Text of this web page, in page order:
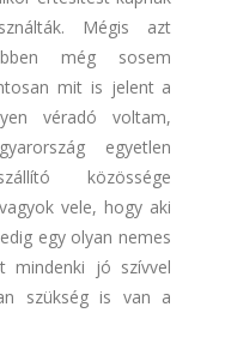
Mégis azt
még sosem
mit is jelent a
véradó voltam,
egyetlen
közössége
vele, hogy aki
egy olyan nemes
mindenki jó szívvel
szükség is van a